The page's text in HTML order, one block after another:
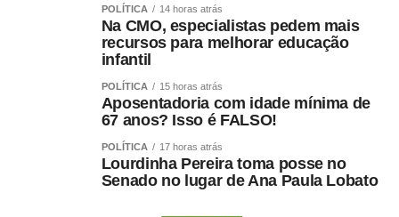
Nas admissões em Unidade de Terapia Intensiva (UTI), a
maior demanda foi absorvida pelo Hospital Municipal São
Benedito (HMSB) e pelo Hospital e Pronto-Socorro
e 24,9% das vagas, respectivamente. O HMC respondeu
por 8% das internações em terapia intensiva, reforçando
sua vocação como principal retaguarda para leitos de
Além do HMC, o HPSMC e o HMSB receberam 170 e
POLÍTICA 14 horas atrás
Na CMO, especialistas pedem mais
recursos para melhorar educação
infantil
POLÍTICA 15 horas atrás
Aposentadoria com idade mínima de
67 anos? Isso é FALSO!
POLÍTICA 17 horas atrás
Lourdinha Pereira toma posse no
Senado no lugar de Ana Paula Lobato